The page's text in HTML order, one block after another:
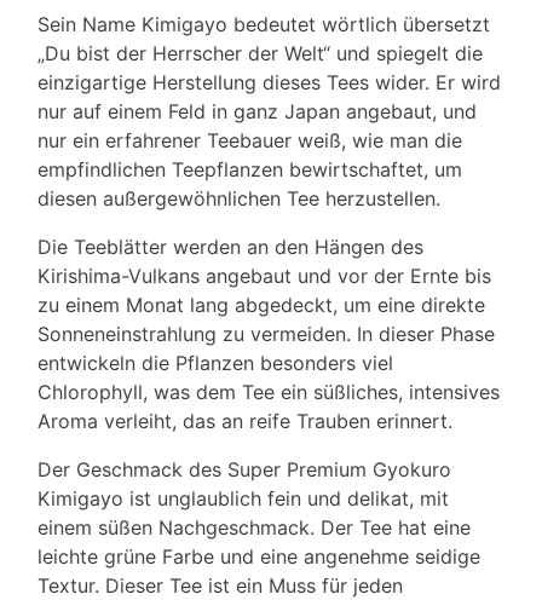
Sein Name Kimigayo bedeutet wörtlich übersetzt
„Du bist der Herrscher der Welt“ und spiegelt die
einzigartige Herstellung dieses Tees wider. Er wird
nur auf einem Feld in ganz Japan angebaut, und
nur ein erfahrener Teebauer weiß, wie man die
empfindlichen Teepflanzen bewirtschaftet, um
diesen außergewöhnlichen Tee herzustellen.
Die Teeblätter werden an den Hängen des
Kirishima-Vulkans angebaut und vor der Ernte bis
zu einem Monat lang abgedeckt, um eine direkte
Sonneneinstrahlung zu vermeiden. In dieser Phase
entwickeln die Pflanzen besonders viel
Chlorophyll, was dem Tee ein süßliches, intensives
Aroma verleiht, das an reife Trauben erinnert.
Der Geschmack des Super Premium Gyokuro
Kimigayo ist unglaublich fein und delikat, mit
einem süßen Nachgeschmack. Der Tee hat eine
leichte grüne Farbe und eine angenehme seidige
Textur. Dieser Tee ist ein Muss für jeden